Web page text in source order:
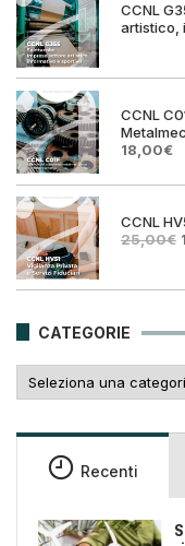
CCNL
artistico,
CCNL
Il
originale
25,00€.
18,00€Il
CCNL
25,00€ Il
CATEGORIE
Recenti